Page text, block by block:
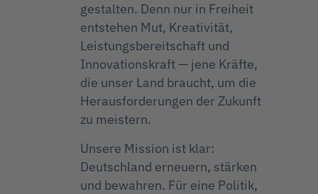
gestalten. Denn nur in Freiheit
entstehen Mut, Kreativität,
Leistungsbereitschaft und
Innovationskraft — jene Kräfte,
die unser Land braucht, um die
Herausforderungen der Zukunft
zu meistern.
Unsere Mission ist klar:
Deutschland erneuern, stärken
und bewahren. Für eine Politik,